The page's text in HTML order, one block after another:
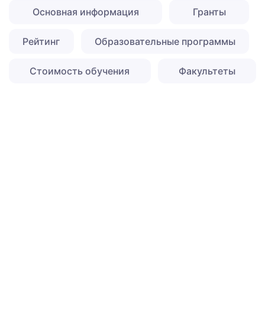
Основная информация Гранты
Рейтинг Образовательные программы
Стоимость обучения Факультеты